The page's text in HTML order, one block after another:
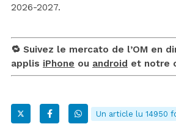
2026-2027.
🔁 Suivez le mercato de l’OM en
applis iPhone ou android et notre
Un article lu 14950